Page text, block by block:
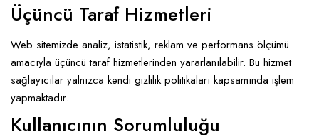
Üçüncü Taraf Hizmetleri
Web sitemizde analiz, istatistik, reklam ve performans ölçümü
amacıyla üçüncü taraf hizmetlerinden yararlanılabilir. Bu hizmet
sağlayıcılar yalnızca kendi gizlilik politikaları kapsamında işlem
yapmaktadır.
Kullanıcının Sorumluluğu